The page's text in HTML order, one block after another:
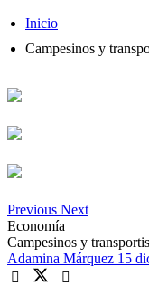
Inicio
Campesinos y
Previous Next
Economía
Campesinos y
Adamina Márquez 15